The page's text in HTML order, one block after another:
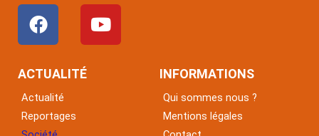
F
a
c
e
o
o
Y
o
u
ACTUALITÉ
Actualité
Reportages
INFORMATIONS
Qui sommes nous ?
Mentions légales